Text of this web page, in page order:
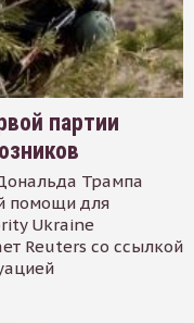
партии
Трампа
помощи для
Ukraine
Reuters со ссылкой